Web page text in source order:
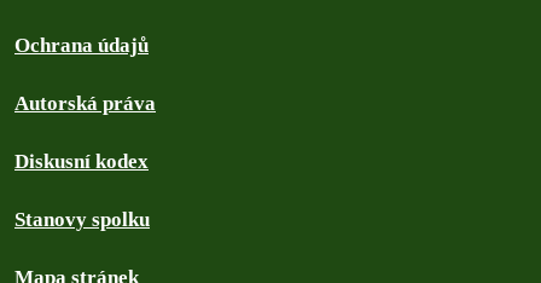
Ochrana údajů
Autorská práva
Diskusní kodex
Stanovy spolku
Mapa stránek